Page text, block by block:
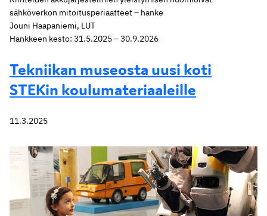
sähköverkon mitoitusperiaatteet – hanke
Jouni Haapaniemi, LUT
Hankkeen kesto: 31.5.2025 – 30.9.2026
Tekniikan museosta uusi koti
STEKin koulumateriaaleille
11.3.2025